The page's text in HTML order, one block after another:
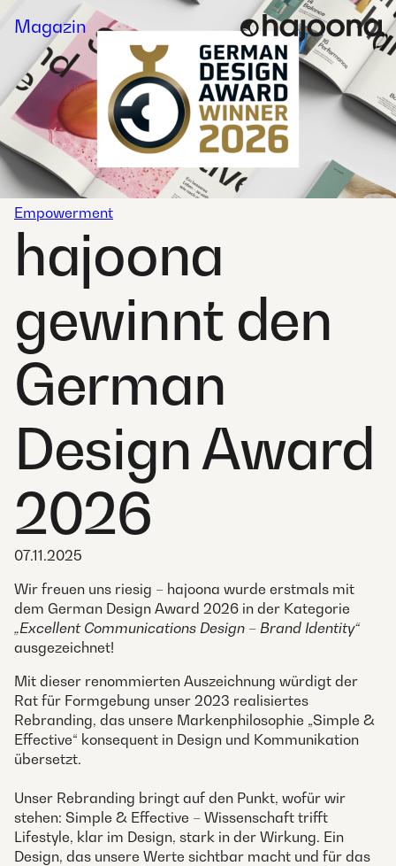
content
Magazin
Empowerment
hajoona
gewinnt den
German
Design Award
2026
07.11.2025
Wir freuen uns riesig – hajoona wurde erstmals mit
dem German Design Award 2026 in der Kategorie
„Excellent Communications Design – Brand Identity“
ausgezeichnet!
Mit dieser renommierten Auszeichnung würdigt der
Rat für Formgebung unser 2023 realisiertes
Rebranding, das unsere Markenphilosophie „Simple &
Effective“ konsequent in Design und Kommunikation
übersetzt.
Unser Rebranding bringt auf den Punkt, wofür wir
stehen: Simple & Effective – Wissenschaft trifft
Lifestyle, klar im Design, stark in der Wirkung. Ein
Design, das unsere Werte sichtbar macht und für das